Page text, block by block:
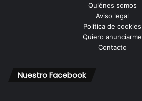
Quiénes somos
Aviso legal
Política de cookies
Quiero anunciarme
Contacto
Nuestro Facebook